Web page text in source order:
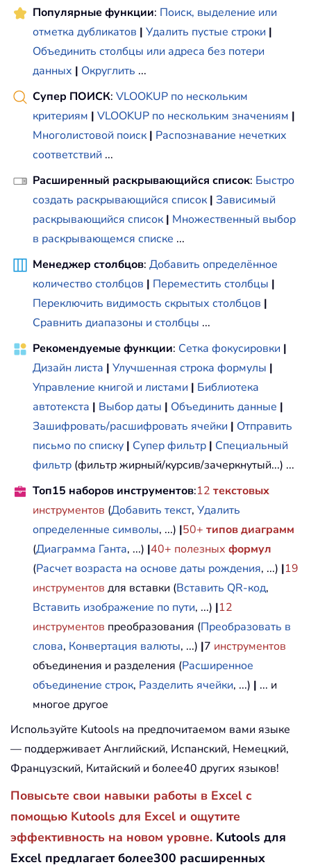
Популярные функции: Поиск, выделение или
отметка дубликатов | Удалить пустые строки |
Объединить столбцы или адреса без потери
данных | Округлить ...
Супер ПОИСК: VLOOKUP по нескольким
критериям | VLOOKUP по нескольким значениям |
Многолистовой поиск | Распознавание нечетких
соответствий ...
Расширенный раскрывающийся список: Быстро
создать раскрывающийся список | Зависимый
раскрывающийся список | Множественный выбор
в раскрывающемся списке ...
Менеджер столбцов: Добавить определённое
количество столбцов | Переместить столбцы |
Переключить видимость скрытых столбцов |
Сравнить диапазоны и столбцы ...
Рекомендуемые функции: Сетка фокусировки |
Дизайн листа | Улучшенная строка формулы |
Управление книгой и листами | Библиотека
автотекста | Выбор даты | Объединить данные |
Зашифровать/расшифровать ячейки | Отправить
письмо по списку | Супер фильтр | Специальный
фильтр (фильтр жирный/курсив/зачеркнутый...) ...
Топ15 наборов инструментов:12 текстовых
инструментов (Добавить текст, Удалить
определенные символы, ...) |50+ типов диаграмм
(Диаграмма Ганта, ...) |40+ полезных формул
(Расчет возраста на основе даты рождения, ...) |19
инструментов для вставки (Вставить QR-код,
Вставить изображение по пути, ...) |12
инструментов преобразования (Преобразовать в
слова, Конвертация валюты, ...) |7 инструментов
объединения и разделения (Расширенное
объединение строк, Разделить ячейки, ...) | ... и
многое другое
Используйте Kutools на предпочитаемом вами языке
— поддерживает Английский, Испанский, Немецкий,
Французский, Китайский и более40 других языков!
Повысьте свои навыки работы в Excel с
помощью Kutools для Excel и ощутите
эффективность на новом уровне. Kutools для
Excel предлагает более300 расширенных